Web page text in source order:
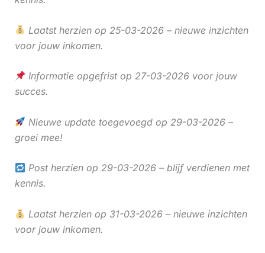
Laatst herzien op 25-03-2026 – nieuwe inzichten
voor jouw inkomen.
Informatie opgefrist op 27-03-2026 voor jouw
succes.
Nieuwe update toegevoegd op 29-03-2026 –
groei mee!
Post herzien op 29-03-2026 – blijf verdienen met
kennis.
Laatst herzien op 31-03-2026 – nieuwe inzichten
voor jouw inkomen.